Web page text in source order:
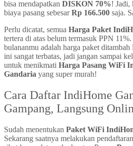
bisa mendapatkan DISKON 70%! Jadi,
biaya pasang sebesarRp 166.500 saja.
Perlu dicatat, semua Harga Paket
tertera di atas belum termasuk PPN
bulananmu adalah harga paket
ini sangat terbatas, jadi jangan sampai
untuk menikmati Harga Pasang WiFi
Gandaria yang super murah!
Cara Daftar IndiHome
Gampang, Langsung
Sudah menentukan Paket WiFi
Sekarang saatnya melakukan